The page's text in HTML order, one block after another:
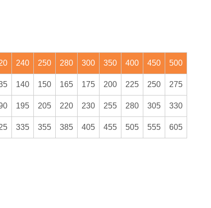
240 250 280 300 350 400 450 500
140 150 165 175 200 225 250 275
195 205 220 230 255 280 305 330
335 355 385 405 455 505 555 605